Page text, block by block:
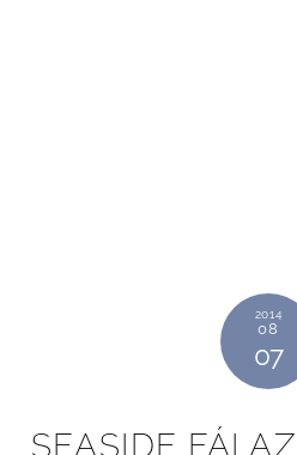
2014
08
07
SEASIDE FÁI